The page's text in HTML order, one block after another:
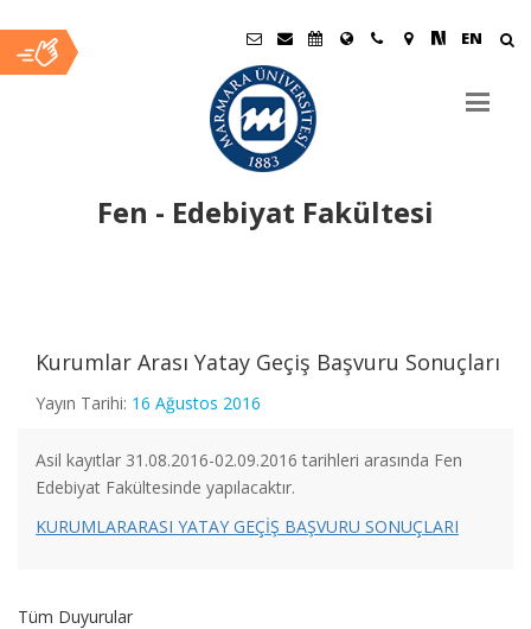
EN
Fen - Edebiyat Fakültesi
İçerikKurumlar Arası Yatay Geçiş Başvuru Sonuçları
Yayın Tarihi: 16 Ağustos 2016
Asil kayıtlar 31.08.2016-02.09.2016 tarihleri arasında Fen
Edebiyat Fakültesinde yapılacaktır.
KURUMLARARASI YATAY GEÇİŞ BAŞVURU SONUÇLARI
Tüm Duyurular
Fizik Bölümü Öğretim Üyemiz "Dünyanın En Etkili Bilim
İnsanları" Listesinde
Fizik Bölümü Öğretim Üyemize Patent Başvurusu Ödülü